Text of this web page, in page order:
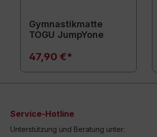
Gymnastikmatte
TOGU JumpYone
47,90 €*
Service-Hotline
Unterstützung und Beratung unter: